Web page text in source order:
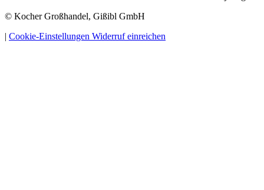
© Kocher Großhandel, Gißibl GmbH
| Cookie-Einstellungen Widerruf einreichen